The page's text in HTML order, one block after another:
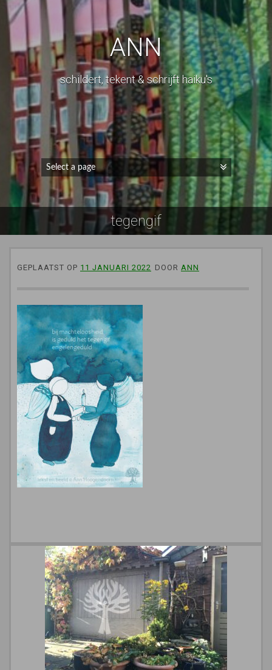
ANN
schildert, tekent & schrijft haiku's
tegengif
GEPLAATST OP 11 JANUARI 2022 DOOR ANN